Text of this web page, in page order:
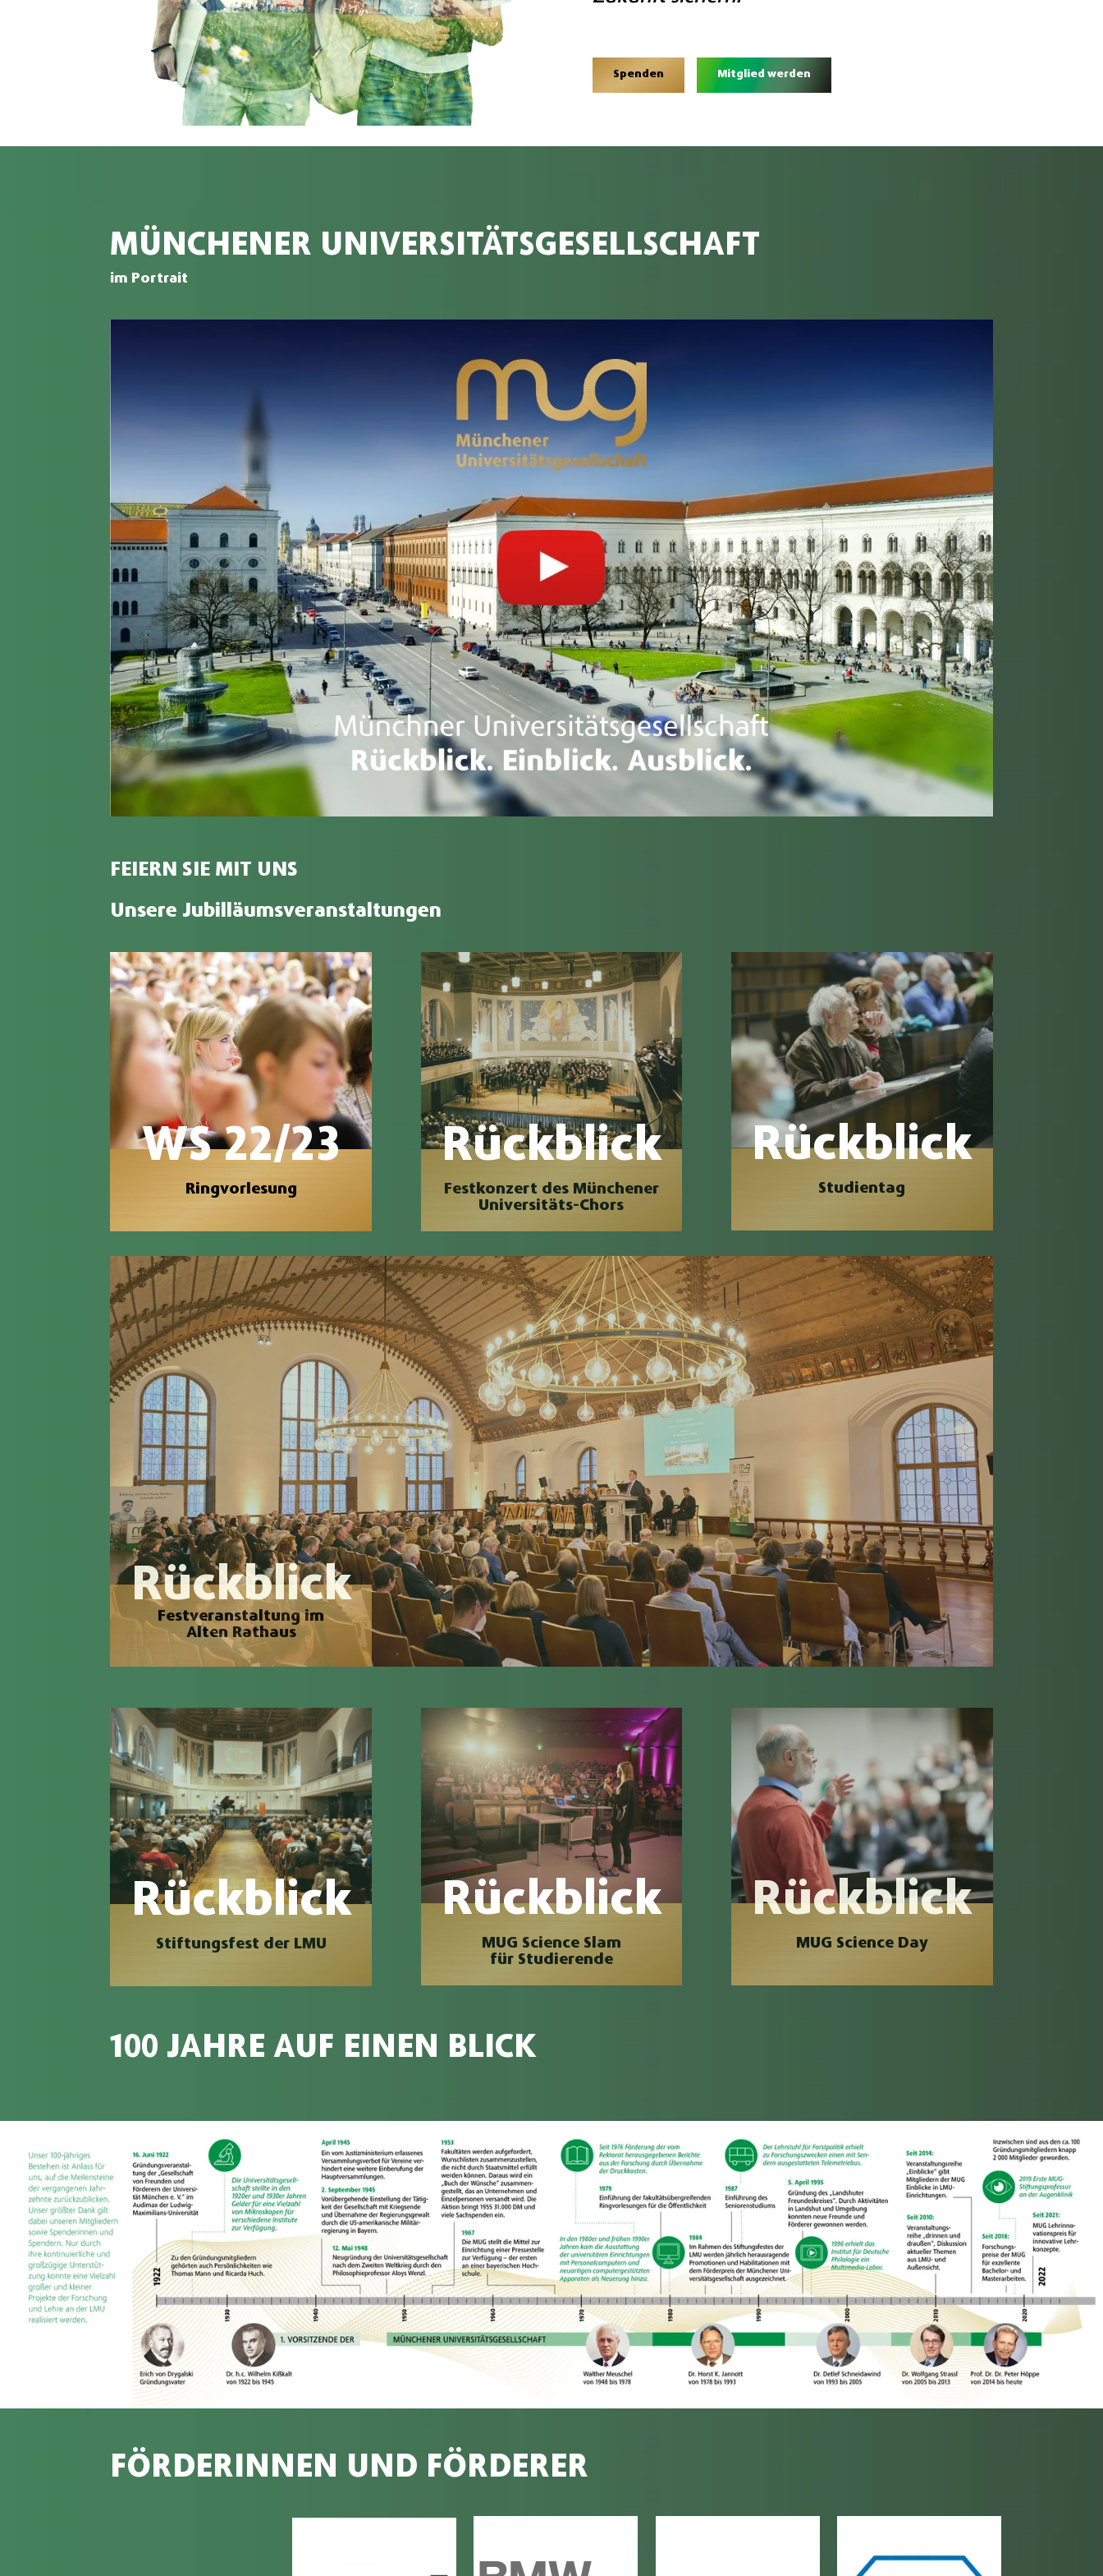
Spenden Mitglied werden
MÜNCHENER UNIVERSITÄTSGESELLSCHAFT
im Portrait
FEIERN SIE MIT UNS
Unsere Jubilläumsveranstaltungen
Ringvorlesung
WS 22/23
Festkonzert des Münchener
Universitäts-Chors
Rückblick
Studientag
Rückblick
Rückblick
Festveranstaltung im
Alten Rathaus
Stiftungsfest der LMU
Rückblick
MUG Science Slam
für Studierende
Rückblick
MUG Science Day
Rückblick
100 JAHRE AUF EINEN BLICK
FÖRDERINNEN UND FÖRDERER